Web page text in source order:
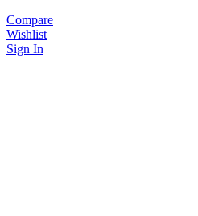
Compare
Wishlist
Sign In